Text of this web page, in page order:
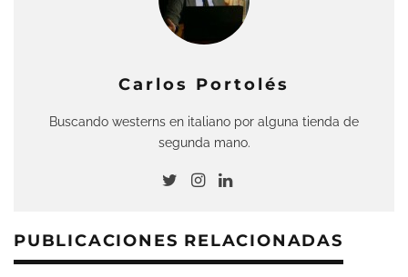
Carlos Portolés
Buscando westerns en italiano por alguna tienda de
segunda mano.
PUBLICACIONES RELACIONADAS